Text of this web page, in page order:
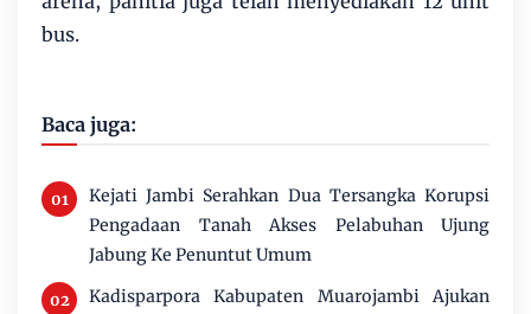
bus.
Baca juga:
Kejati Jambi Serahkan Dua Tersangka Korupsi
Pengadaan Tanah Akses Pelabuhan Ujung
Jabung Ke Penuntut Umum
Kadisparpora Kabupaten Muarojambi Ajukan